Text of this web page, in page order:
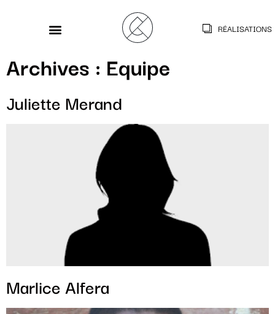
RÉALISATIONS
Archives : Equipe
Juliette Merand
Marlice Alfera